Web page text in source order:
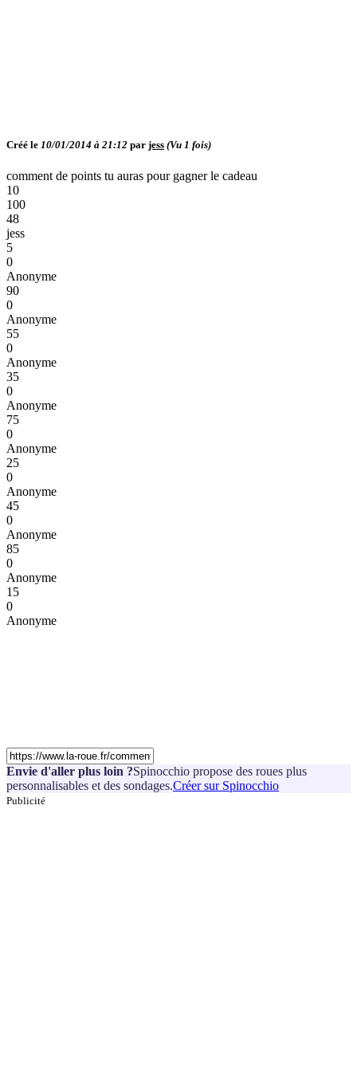
Créé le 10/01/2014 à 21:12 par jess (Vu 1 fois)
comment de points tu auras pour gagner le cadeau
10
100
48
jess
5
0
Anonyme
90
0
Anonyme
55
0
Anonyme
35
0
Anonyme
75
0
Anonyme
25
0
Anonyme
45
0
Anonyme
85
0
Anonyme
15
0
Anonyme
Envie d'aller plus loin ?Spinocchio propose des roues plus
personnalisables et des sondages.Créer sur Spinocchio
Publicité